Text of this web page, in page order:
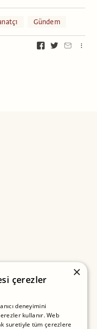
Gündem
×
çerezler
deneyimini
kullanır. Web
suretiyle tüm çerezlere